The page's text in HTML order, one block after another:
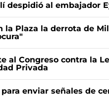
despidió al embajador
Plaza la derrota de
al Congreso contra la
Privada
enviar señales de